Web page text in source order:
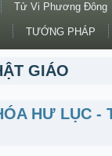
Tử Vi Phương Đông
TƯỚNG PHÁP
GIÁO
HƯ LỤC -